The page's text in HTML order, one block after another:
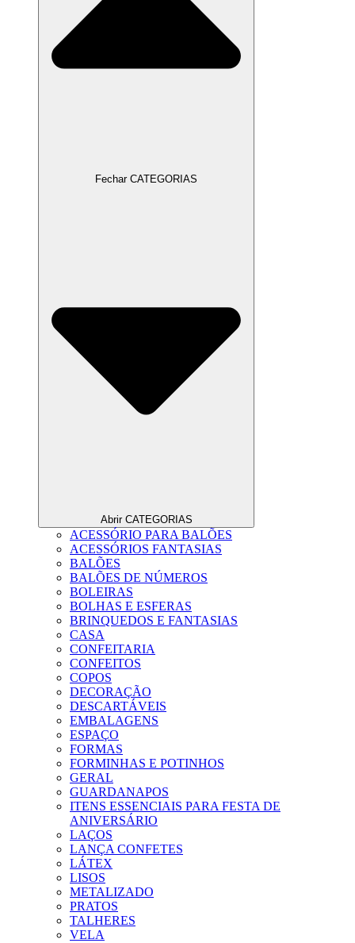
Fechar CATEGORIAS
Abrir CATEGORIAS
ACESSÓRIO PARA BALÕES
ACESSÓRIOS FANTASIAS
BALÕES
BALÕES DE NÚMEROS
BOLEIRAS
BOLHAS E ESFERAS
BRINQUEDOS E FANTASIAS
CASA
CONFEITARIA
CONFEITOS
COPOS
DECORAÇÃO
DESCARTÁVEIS
EMBALAGENS
ESPAÇO
FORMAS
FORMINHAS E POTINHOS
GERAL
GUARDANAPOS
ITENS ESSENCIAIS PARA FESTA DE
ANIVERSÁRIO
LAÇOS
LANÇA CONFETES
LÁTEX
LISOS
METALIZADO
PRATOS
TALHERES
VELA